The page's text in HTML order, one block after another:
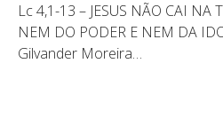
Lc 4,1-13 – JESUS NÃO CAI NA
NEM DO PODER E NEM DA
Gilvander Moreira…